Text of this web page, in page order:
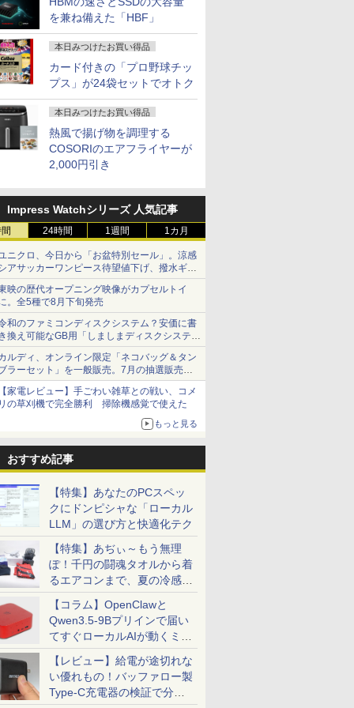
を兼ね備えた「HBF」
本日みつけたお買い得品
カード付きの「プロ野球チッ
プス」が24袋セットでオトク
本日みつけたお買い得品
熱風で揚げ物を調理する
COSORIのエアフライヤーが
2,000円引き
Impress Watchシリーズ 人気記事
24時間 1週間 1カ月
ニクロ、今日から「お盆特別セール」。涼感
アサッカーワンピース待望値下げ、撥水ギア
ョーツは1990円に
映の歴代オープニング映像がカプセルトイ
。全5種で8月下旬発売
和のファミコンディスクシステム？安価に書
換え可能なGB用「しましまディスクシステ
」
ルディ、オンライン限定「ネコバッグ＆タン
ラーセット」を一般販売。7月の抽選販売の
選無効分
家電レビュー】手ごわい雑草との戦い、コメ
の草刈機で完全勝利 掃除機感覚で使えた
もっと見る
おすすめ記事
【特集】あなたのPCスペッ
クにドンピシャな「ローカル
LLM」の選び方と快適化テク
【特集】あぢぃ～もう無理
ぽ！千円の闘魂タオルから着
るエアコンまで、夏の冷感グ
ッズ一挙紹介
【コラム】OpenClawと
Qwen3.5-9Bプリインで届い
てすぐローカルAIが動くミニ
PC「SER9 Pro」
【レビュー】給電が途切れな
い優れもの！バッファロー製
Type-C充電器の検証で分か